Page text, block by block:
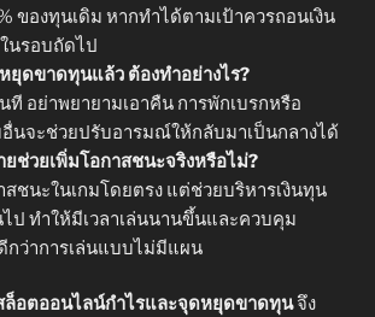
ของทุนเดิม หากทำได้ตามเป้าควรถอนเงิน
นรอบถัดไป
ยุดขาดทุนแล้ว ต้องทำอย่างไร?
ที อย่าพยายามเอาคืน การพักเบรกหรือ
อื่นจะช่วยปรับอารมณ์ให้กลับมาเป็นกลางได้
ยช่วยเพิ่มโอกาสชนะจริงหรือไม่?
สชนะในเกมโดยตรง แต่ช่วยบริหารเงินทุน
ไป ทำให้มีเวลาเล่นนานขึ้นและควบคุม
กว่าการเล่นแบบไม่มีแผน
ล็อตออนไลน์กำไรและจุดหยุดขาดทุนจึง